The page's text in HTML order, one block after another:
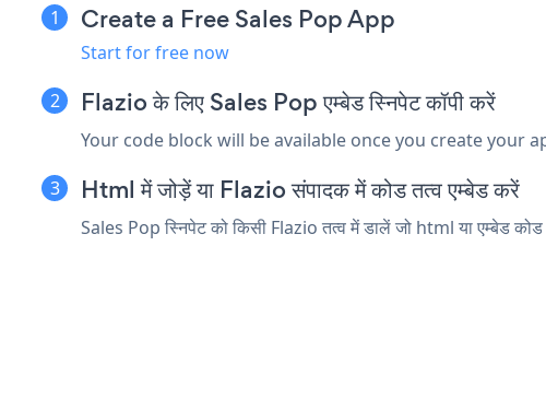
Create a Free Sales Pop App
Start for free now
Flazio के लिए Sales Pop एम्बेड स्निपेट कॉपी करें
Your code block will be available once you create your
Html में जोड़ें या Flazio संपादक में कोड तत्व एम्बेड करें
Sales Pop स्निपेट को किसी Flazio तत्व में डालें जो html या एम्बेड